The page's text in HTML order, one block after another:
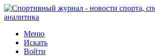
Меню
Искать
Войти